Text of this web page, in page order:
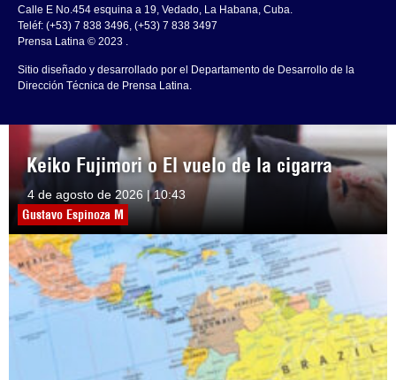
Keiko Fujimori o El vuelo de la cigarra
4 de agosto de 2026 | 10:43
Gustavo Espinoza M
Calle E No.454 esquina a 19, Vedado, La Habana, Cuba.
Teléf: (+53) 7 838 3496, (+53) 7 838 3497
Prensa Latina © 2023 .
Sitio diseñado y desarrollado por el Departamento de Desarrollo de la
Dirección Técnica de Prensa Latina.